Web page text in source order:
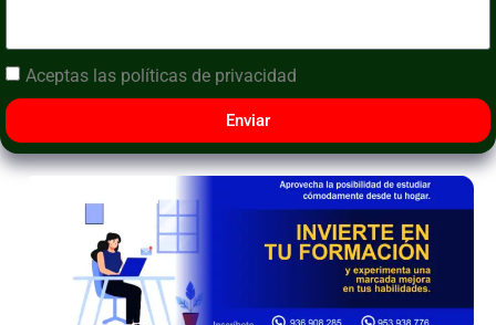
Aceptas las políticas de privacidad
Enviar